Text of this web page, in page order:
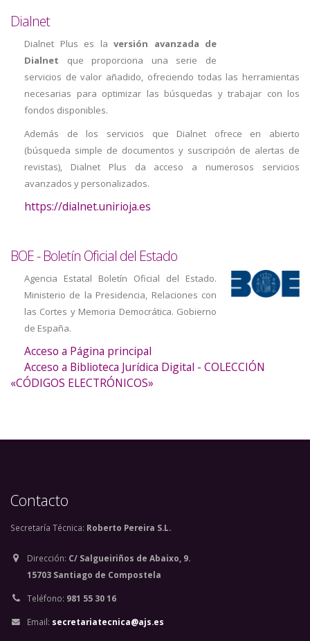
Dialnet
Dialnet Plus es la versión avanzada de
Dialnet que proporciona una serie de
servicios de valor añadido, ofreciendo todas las herramientas
necesarias para optimizar las búsquedas y trabajar con los
fondos disponibles.
Además de los servicios que Dialnet ofrece en abierto
(búsqueda simple de documentos y suscripción de alertas de
revistas), Dialnet Plus da acceso a numerosos servicios
avanzados y personalizados.
https://dialnet.unirioja.es
BOE - Boletín Oficial del Estado
Agencia Estatal Boletín Oficial del Estado.
Ministerio de la Presidencia, Relaciones con
las Cortes y Memoria Democrática. Gobierno
de España.
Acceso a Página principal
Acceso a Biblioteca Jurídica Digital - COLECCIÓN
«CÓDIGOS ELECTRÓNICOS»
Contacto
Secretaría Técnica: Roberto Pereira S.L.
Dirección: C/ Salgueiriños de Abaixo, 9.
15703 Santiago de Compostela
Teléfono: 981 55 30 16
Email: secretariatecnica@ajs.es